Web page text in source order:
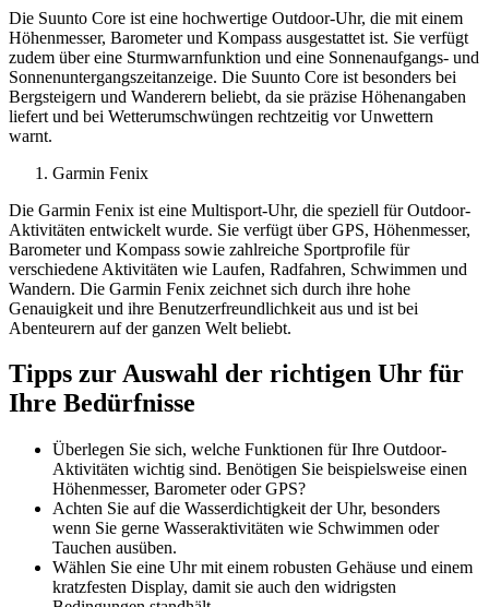
Die Suunto Core ist eine hochwertige Outdoor-Uhr, die mit einem
Höhenmesser, Barometer und Kompass ausgestattet ist. Sie verfügt
zudem über eine Sturmwarnfunktion und eine Sonnenaufgangs- und
Sonnenuntergangszeitanzeige. Die Suunto Core ist besonders bei
Bergsteigern und Wanderern beliebt, da sie präzise Höhenangaben
liefert und bei Wetterumschwüngen rechtzeitig vor Unwettern
warnt.
Garmin Fenix
Die Garmin Fenix ist eine Multisport-Uhr, die speziell für Outdoor-
Aktivitäten entwickelt wurde. Sie verfügt über GPS, Höhenmesser,
Barometer und Kompass sowie zahlreiche Sportprofile für
verschiedene Aktivitäten wie Laufen, Radfahren, Schwimmen und
Wandern. Die Garmin Fenix zeichnet sich durch ihre hohe
Genauigkeit und ihre Benutzerfreundlichkeit aus und ist bei
Abenteurern auf der ganzen Welt beliebt.
Tipps zur Auswahl der richtigen Uhr für
Ihre Bedürfnisse
Überlegen Sie sich, welche Funktionen für Ihre Outdoor-
Aktivitäten wichtig sind. Benötigen Sie beispielsweise einen
Höhenmesser, Barometer oder GPS?
Achten Sie auf die Wasserdichtigkeit der Uhr, besonders
wenn Sie gerne Wasseraktivitäten wie Schwimmen oder
Tauchen ausüben.
Wählen Sie eine Uhr mit einem robusten Gehäuse und einem
kratzfesten Display, damit sie auch den widrigsten